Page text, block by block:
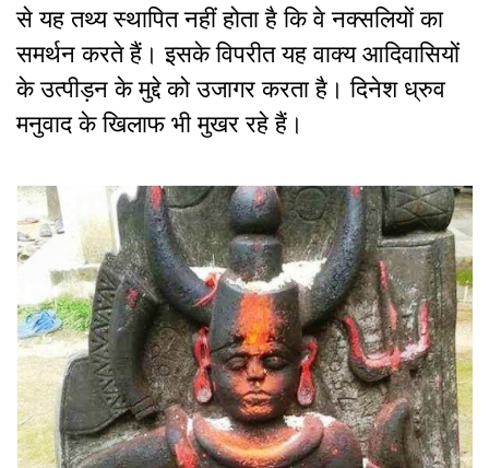
से यह तथ्य स्थापित नहीं होता है कि वे नक्सलियाें का
समर्थन करते हैं। इसके विपरीत यह वाक्य आदिवासियों
के उत्पीड़न के मुद्दे को उजागर करता है। दिनेश ध्रुव
मनुवाद के खिलाफ भी मुखर रहे हैं।